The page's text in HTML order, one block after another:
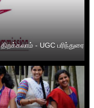
- UGC பரிந்துரை